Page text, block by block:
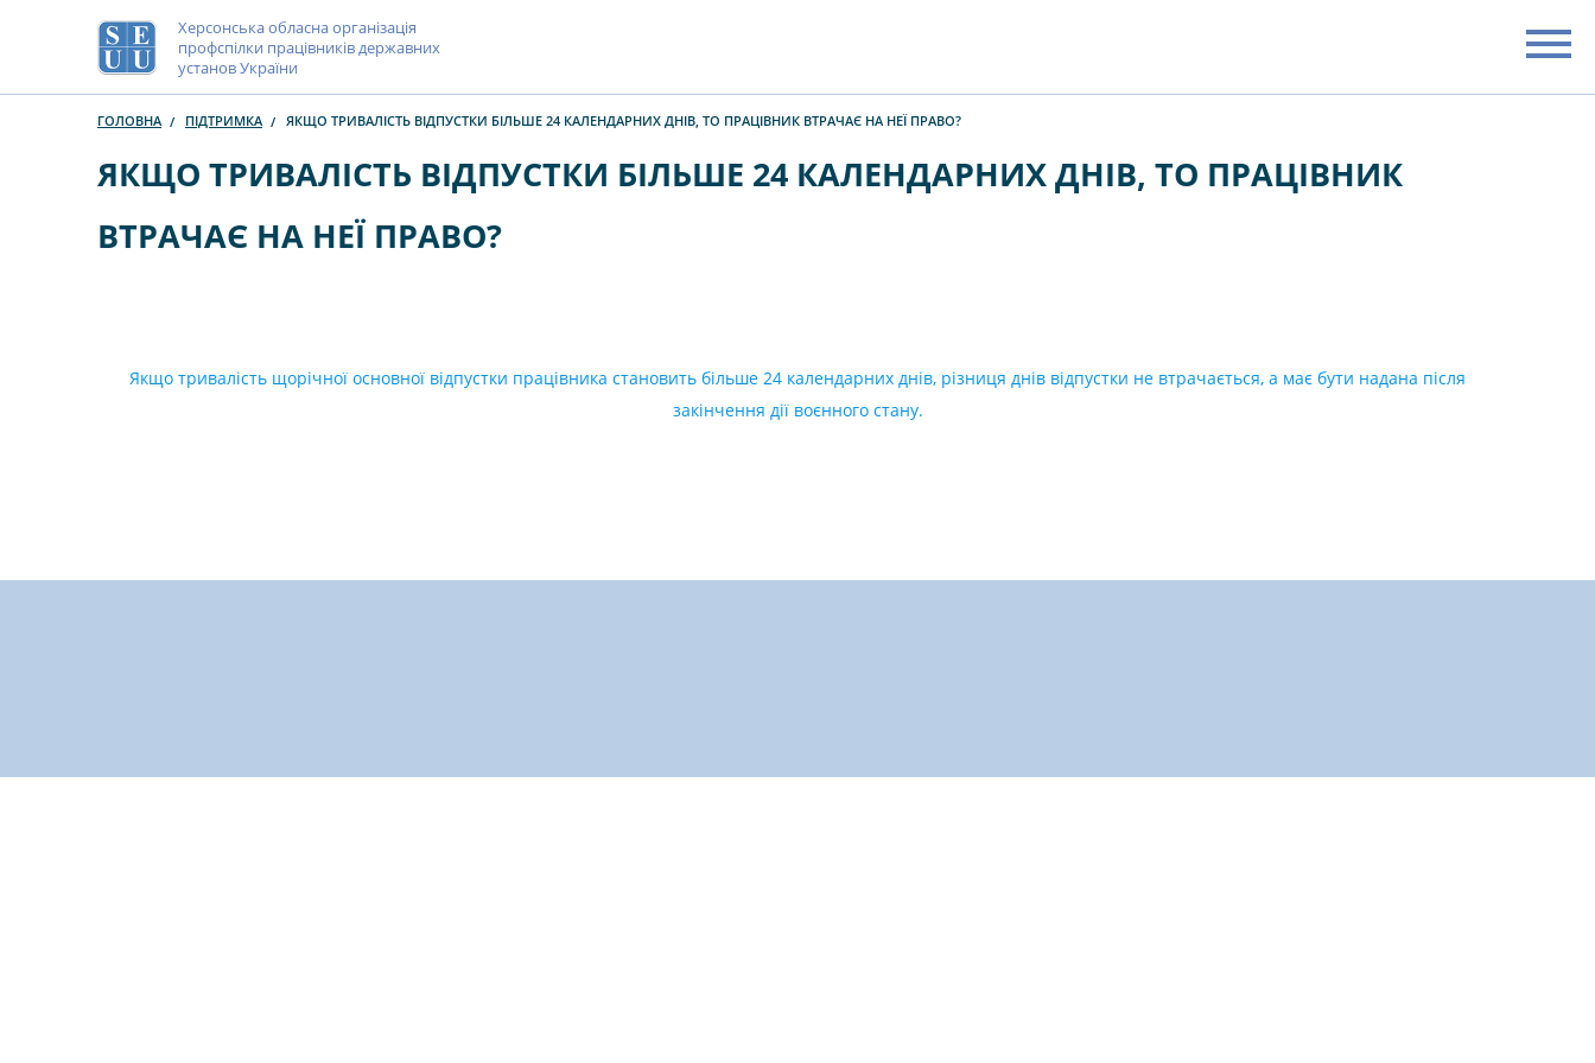
Херсонська обласна організація
профспілки працівників державних
установ України
ГОЛОВНА ПІДТРИМКА ЯКЩО ТРИВАЛІСТЬ ВІДПУСТКИ БІЛЬШЕ 24 КАЛЕНДАРНИХ ДНІВ, ТО ПРАЦІВНИК ВТРАЧАЄ НА НЕЇ ПРАВО?
ЯКЩО ТРИВАЛІСТЬ ВІДПУСТКИ БІЛЬШЕ 24 КАЛЕНДАРНИХ ДНІВ, ТО ПРАЦІВНИК
ВТРАЧАЄ НА НЕЇ ПРАВО?
Якщо тривалість щорічної основної відпустки працівника становить більше 24 календарних днів, різниця днів відпустки не втрачається, а має бути надана після
закінчення дії воєнного стану.